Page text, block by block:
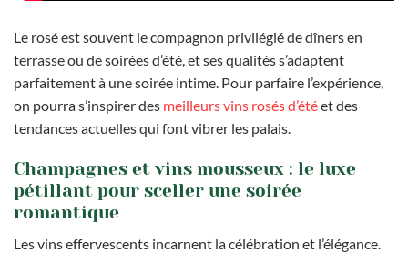
Le rosé est souvent le compagnon privilégié de dîners en
terrasse ou de soirées d’été, et ses qualités s’adaptent
parfaitement à une soirée intime. Pour parfaire l’expérience,
on pourra s’inspirer des meilleurs vins rosés d’étéet des
tendances actuelles qui font vibrer les palais.
Champagnes et vins mousseux : le luxe
pétillant pour sceller une soirée
romantique
Les vins effervescents incarnent la célébration et l’élégance.